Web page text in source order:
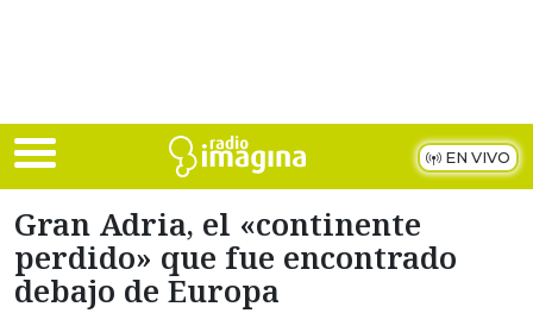
EN VIVO
Gran Adria, el «continente
perdido» que fue encontrado
debajo de Europa